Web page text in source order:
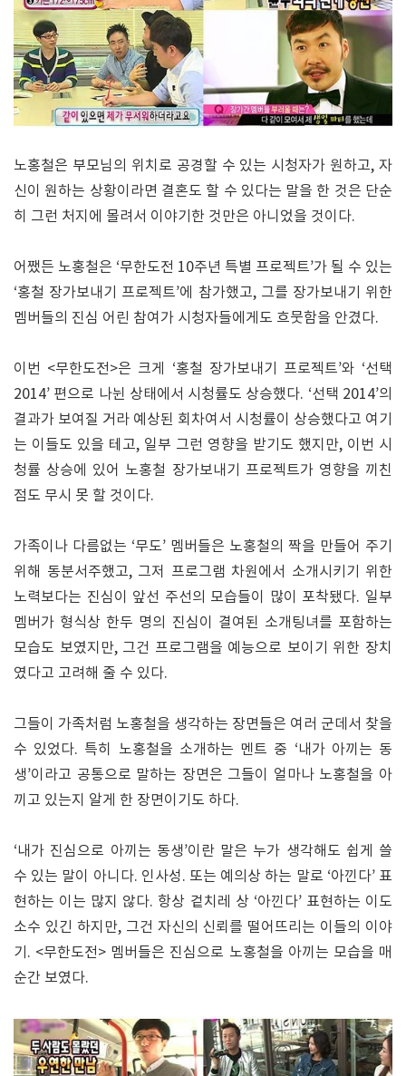
노홍철은 부모님의 위치로 공경할 수 있는 시청자가 원하고, 자
신이 원하는 상황이라면 결혼도 할 수 있다는 말을 한 것은 단순
히 그런 처지에 몰려서 이야기한 것만은 아니었을 것이다.
어쨌든 노홍철은 ‘무한도전 10주년 특별 프로젝트’가 될 수 있는
‘홍철 장가보내기 프로젝트’에 참가했고, 그를 장가보내기 위한
멤버들의 진심 어린 참여가 시청자들에게도 흐뭇함을 안겼다.
이번 <무한도전>은 크게 ‘홍철 장가보내기 프로젝트’와 ‘선택
2014’ 편으로 나뉜 상태에서 시청률도 상승했다. ‘선택 2014’의
결과가 보여질 거라 예상된 회차여서 시청률이 상승했다고 여기
는 이들도 있을 테고, 일부 그런 영향을 받기도 했지만, 이번 시
청률 상승에 있어 노홍철 장가보내기 프로젝트가 영향을 끼친
점도 무시 못 할 것이다.
가족이나 다름없는 ‘무도’ 멤버들은 노홍철의 짝을 만들어 주기
위해 동분서주했고, 그저 프로그램 차원에서 소개시키기 위한
노력보다는 진심이 앞선 주선의 모습들이 많이 포착됐다. 일부
멤버가 형식상 한두 명의 진심이 결여된 소개팅녀를 포함하는
모습도 보였지만, 그건 프로그램을 예능으로 보이기 위한 장치
였다고 고려해 줄 수 있다.
그들이 가족처럼 노홍철을 생각하는 장면들은 여러 군데서 찾을
수 있었다. 특히 노홍철을 소개하는 멘트 중 ‘내가 아끼는 동
생’이라고 공통으로 말하는 장면은 그들이 얼마나 노홍철을 아
끼고 있는지 알게 한 장면이기도 하다.
‘내가 진심으로 아끼는 동생’이란 말은 누가 생각해도 쉽게 쓸
수 있는 말이 아니다. 인사성. 또는 예의상 하는 말로 ‘아낀다’ 표
현하는 이는 많지 않다. 항상 겉치레 상 ‘아낀다’ 표현하는 이도
소수 있긴 하지만, 그건 자신의 신뢰를 떨어뜨리는 이들의 이야
기. <무한도전> 멤버들은 진심으로 노홍철을 아끼는 모습을 매
순간 보였다.